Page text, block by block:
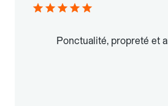
Ponctualité, propreté et